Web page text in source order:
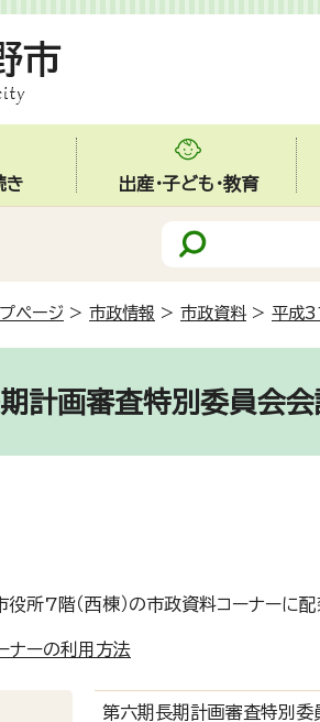
き 出産・子ども・教育
プページ > 市政情報 > 市政資料 > 平成
計画審査特別委員会
役所7階（西棟）の市政資料コーナーに配
ナーの利用方法
第六期長期計画審査特別委